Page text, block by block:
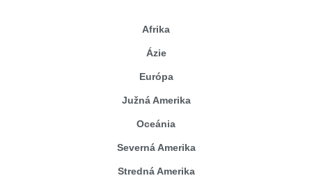
Afrika
Ázie
Európa
Južná Amerika
Oceánia
Severná Amerika
Stredná Amerika